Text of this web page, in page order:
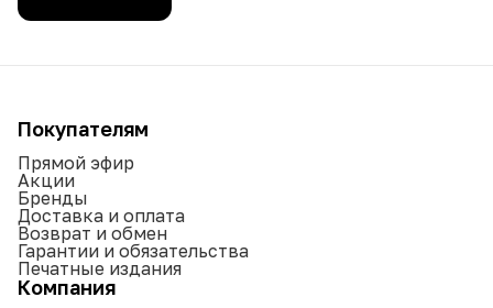
Покупателям
Прямой эфир
Акции
Бренды
Доставка и оплата
Возврат и обмен
Гарантии и обязательства
Печатные издания
Компания